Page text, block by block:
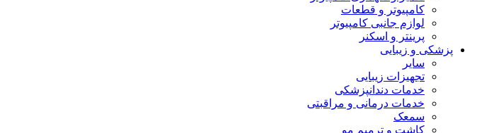
کامپیوتر و قطعات
لوازم جانبی کامپیوتر
پرینتر و اسکنر
پزشکی و زیبایی
سایر
تجهیزات زیبایی
خدمات دندانپزشکی
خدمات درمانی و مراقبتی
سمعک
کاشت و ترمیم مو